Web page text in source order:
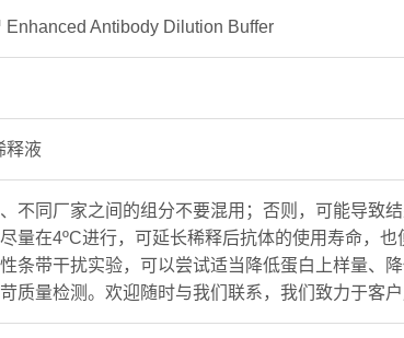
Antibody Dilution Buffer
释液
不同厂家之间的组分不要混用；否则，可能导致结
量在4ºC进行，可延长稀释后抗体的使用寿命，也
条带干扰实验，可以尝试适当降低蛋白上样量、
质量检测。欢迎随时与我们联系，我们致力于客户